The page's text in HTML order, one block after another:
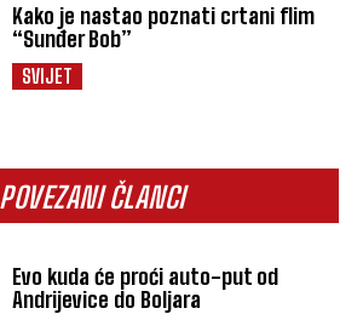
Kako je nastao poznati crtani flim
“Sunđer Bob”
SVIJET
POVEZANI ČLANCI
Evo kuda će proći auto-put od
Andrijevice do Boljara